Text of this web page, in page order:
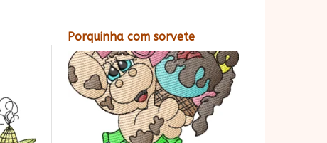
Porquinha com sorvete